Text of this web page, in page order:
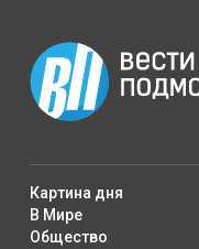
Картина дня
В Мире
Общество